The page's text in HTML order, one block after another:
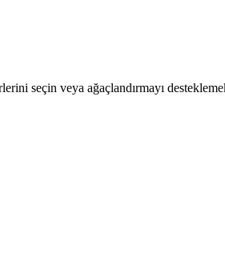
seçin veya ağaçlandırmayı